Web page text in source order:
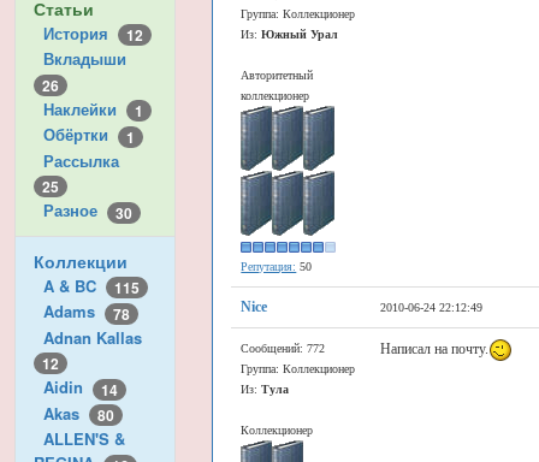
Статьи
История 12
Вкладыши
26
Наклейки 1
Обёртки 1
Рассылка
25
Разное 30
Коллекции
A & BC 115
Adams 78
Adnan Kallas
12
Aidin 14
Akas 80
ALLEN'S &
Группа: Коллекционер
Из:Южный Урал
Авторитетный
коллекционер
Репутация: 50
Nice 2010-06-24 22:12:49
Сообщений: 772
Группа: Коллекционер
Из:Тула
Коллекционер
Написал на почту.